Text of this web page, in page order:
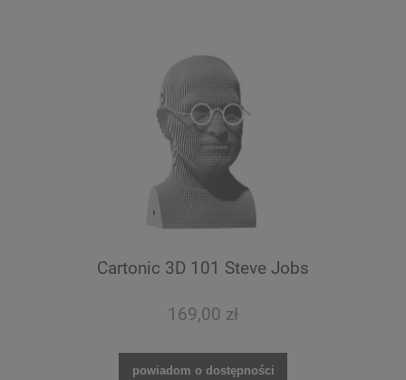
Cartonic 3D 101 Steve Jobs
169,00 zł
powiadom o dostępności